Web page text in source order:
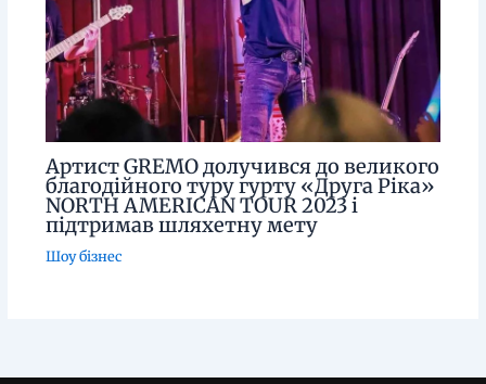
Артист GREMO долучився до великого
благодійного туру гурту «Друга Ріка»
NORTH AMERICAN TOUR 2023 і
підтримав шляхетну мету
Шоу бізнес